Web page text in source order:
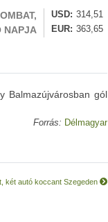
NAPJA
USD
314,51
EUR
363,65
Balmazújvárosban gól
Forrás: Délmagyar
két autó koccant Szegeden